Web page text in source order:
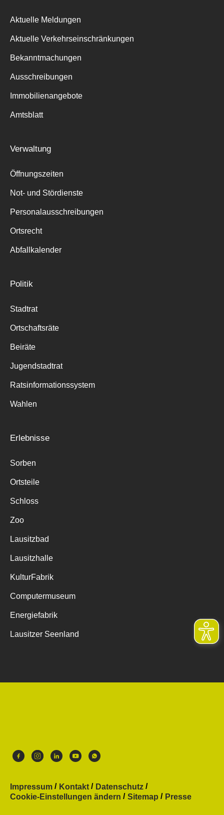
Suche
Aktuelle Meldungen
Aktuelle Verkehrseinschränkungen
Bekanntmachungen
Ausschreibungen
Immobilienangebote
Amtsblatt
Verwaltung
Öffnungszeiten
Not- und Stördienste
Personalausschreibungen
Ortsrecht
Abfallkalender
Politik
Stadtrat
Ortschaftsräte
Beiräte
Jugendstadtrat
Ratsinformationssystem
Wahlen
Erlebnisse
Sorben
Ortsteile
Schloss
Zoo
Lausitzbad
Lausitzhalle
KulturFabrik
Computermuseum
Energiefabrik
Lausitzer Seenland
Impressum Kontakt
Datenschutz
Cookie-Einstellungen ändern
Sitemap Presse